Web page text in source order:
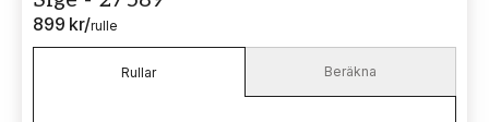
899 kr/rulle
Rullar Beräkna